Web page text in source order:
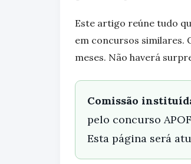
Este artigo reúne tudo
em concursos similares.
meses. Não haverá
Comissão
pelo concurso
Esta página será